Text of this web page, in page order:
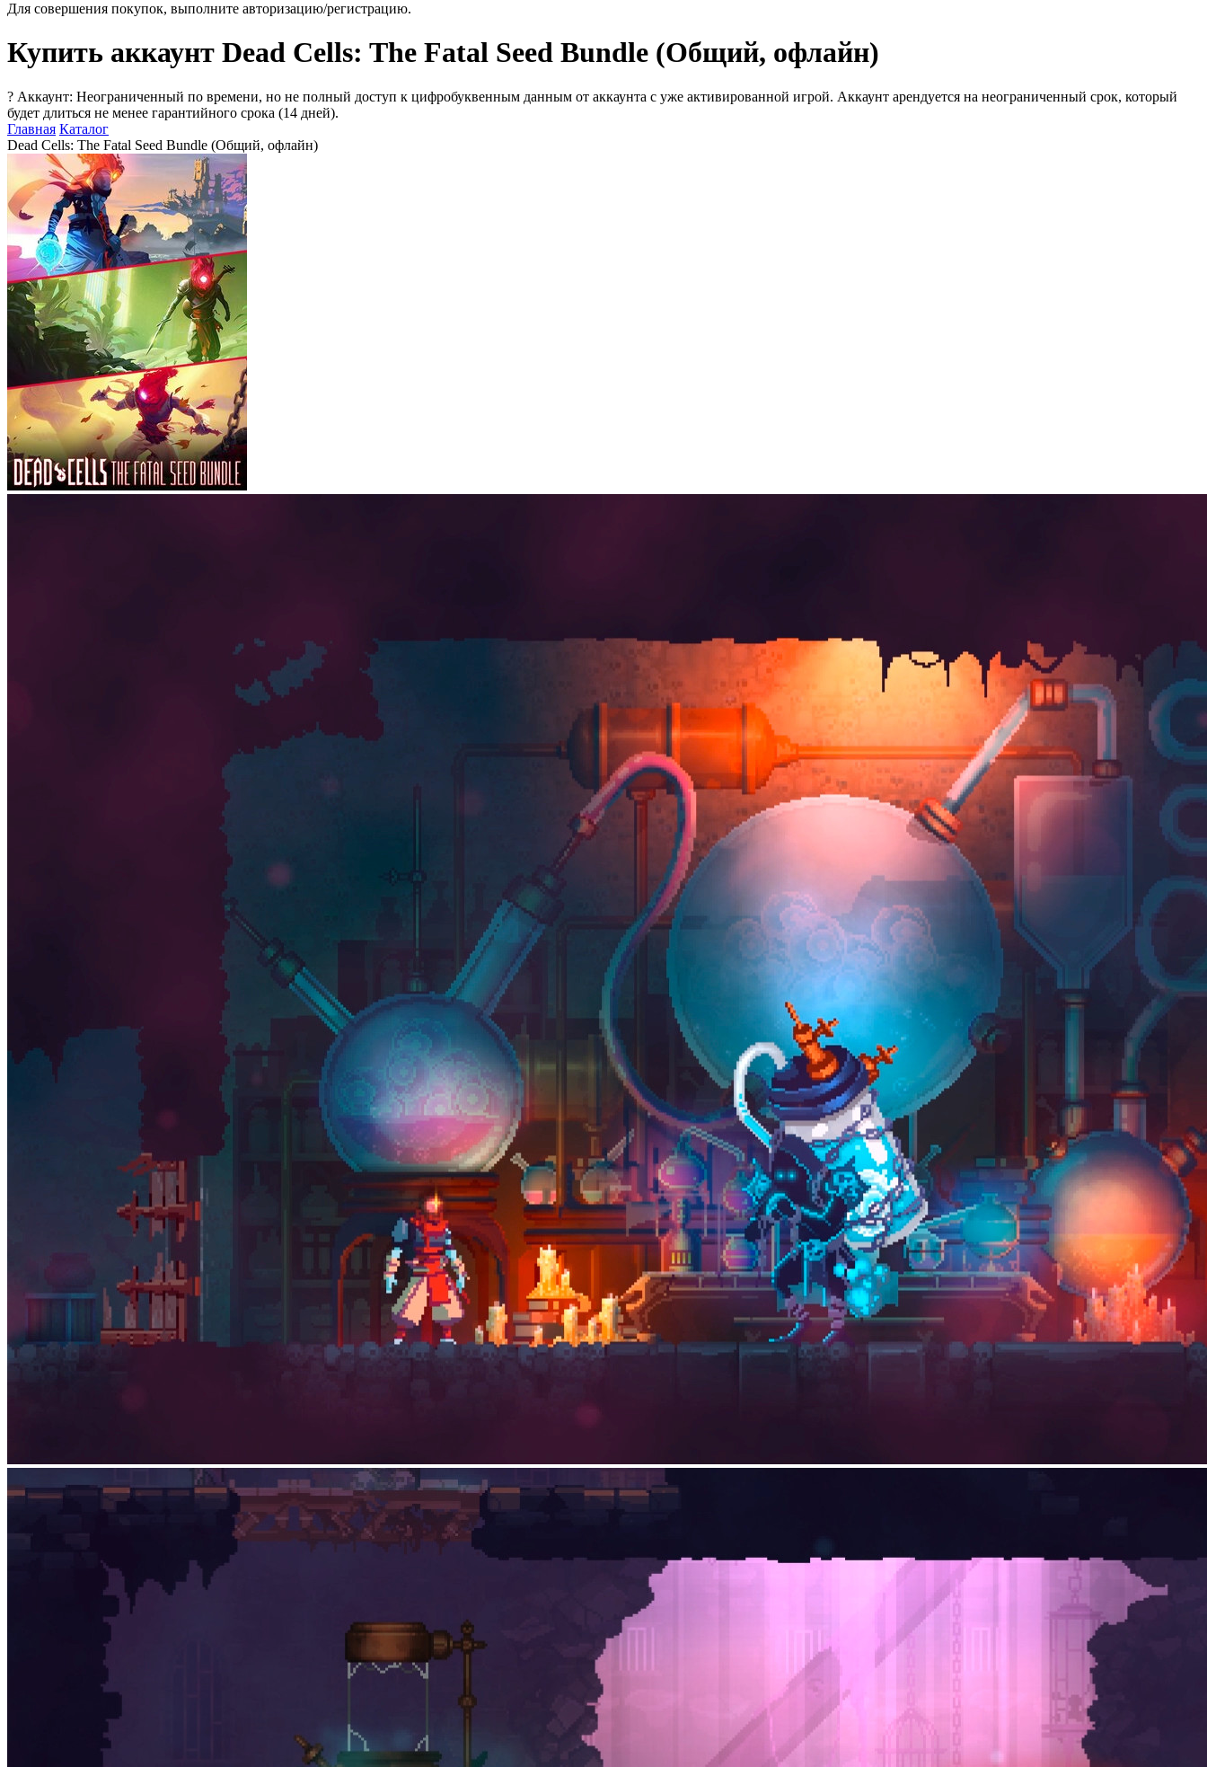
Для совершения покупок, выполните авторизацию/регистрацию.
Купить аккаунт Dead Cells: The Fatal Seed Bundle (Общий, офлайн)
? Аккаунт: Неограниченный по времени, но не полный доступ к цифробуквенным данным от аккаунта с уже активированной игрой. Аккаунт арендуется на неограниченный срок, который
будет длиться не менее гарантийного срока (14 дней).
Главная Каталог
Dead Cells: The Fatal Seed Bundle (Общий, офлайн)